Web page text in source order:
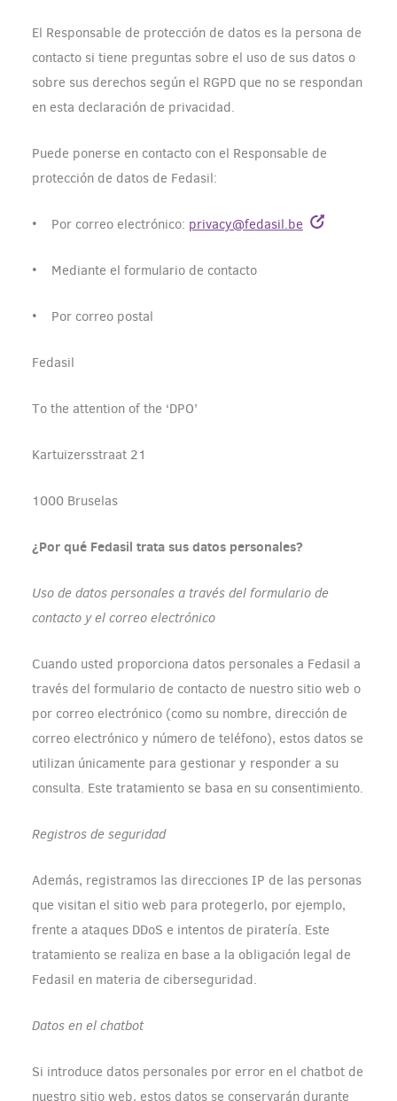
El Responsable de protección de datos es la persona de
contacto si tiene preguntas sobre el uso de sus datos o
sobre sus derechos según el RGPD que no se respondan
en esta declaración de privacidad.
Puede ponerse en contacto con el Responsable de
protección de datos de Fedasil:
• Por correo electrónico: privacy@fedasil.be
• Mediante el formulario de contacto
• Por correo postal
Fedasil
To the attention of the ‘DPO’
Kartuizersstraat 21
1000 Bruselas
¿Por qué Fedasil trata sus datos personales?
Uso de datos personales a través del formulario de
contacto y el correo electrónico
Cuando usted proporciona datos personales a Fedasil a
través del formulario de contacto de nuestro sitio web o
por correo electrónico (como su nombre, dirección de
correo electrónico y número de teléfono), estos datos se
utilizan únicamente para gestionar y responder a su
consulta. Este tratamiento se basa en su consentimiento.
Registros de seguridad
Además, registramos las direcciones IP de las personas
que visitan el sitio web para protegerlo, por ejemplo,
frente a ataques DDoS e intentos de piratería. Este
tratamiento se realiza en base a la obligación legal de
Fedasil en materia de ciberseguridad.
Datos en el chatbot
Si introduce datos personales por error en el chatbot de
nuestro sitio web, estos datos se conservarán durante